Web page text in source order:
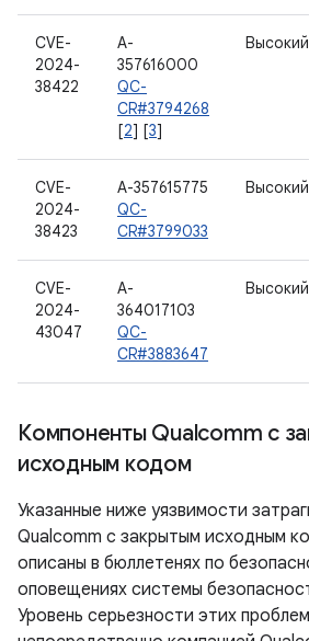
CVE-
2024-
38422
A-
357616000
QC-
CR#3794268
[2] [3]
Высокий
CVE-
2024-
38423
A-357615775
QC-
CR#3799033
Высокий
CVE-
2024-
43047
A-
364017103
QC-
CR#3883647
Высокий
Компоненты Qualcomm с
исходным кодом
Указанные ниже уязвимости
Qualcomm с закрытым исходным
описаны в бюллетенях по
оповещениях системы
Уровень серьезности этих